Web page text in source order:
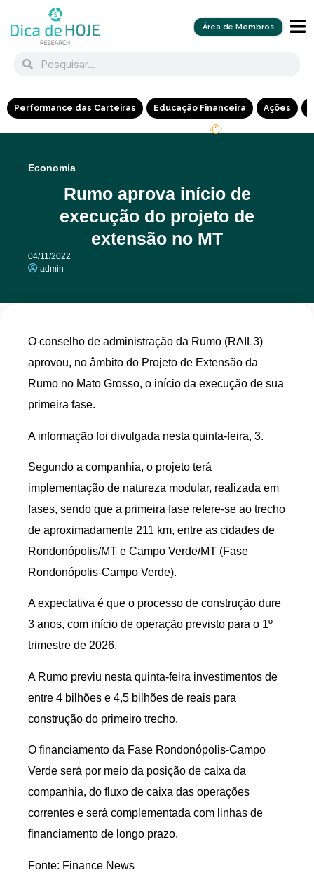
Área de Membros
Performance das Carteiras Educação Financeira Ações
Economia
Rumo aprova início de
execução do projeto de
extensão no MT
04/11/2022
admin
O conselho de administração da Rumo (RAIL3)
aprovou, no âmbito do Projeto de Extensão da
Rumo no Mato Grosso, o início da execução de sua
primeira fase.
A informação foi divulgada nesta quinta-feira, 3.
Segundo a companhia, o projeto terá
implementação de natureza modular, realizada em
fases, sendo que a primeira fase refere-se ao trecho
de aproximadamente 211 km, entre as cidades de
Rondonópolis/MT e Campo Verde/MT (Fase
Rondonópolis-Campo Verde).
A expectativa é que o processo de construção dure
3 anos, com início de operação previsto para o 1º
trimestre de 2026.
A Rumo previu nesta quinta-feira investimentos de
entre 4 bilhões e 4,5 bilhões de reais para
construção do primeiro trecho.
O financiamento da Fase Rondonópolis-Campo
Verde será por meio da posição de caixa da
companhia, do fluxo de caixa das operações
correntes e será complementada com linhas de
financiamento de longo prazo.
Fonte: Finance News